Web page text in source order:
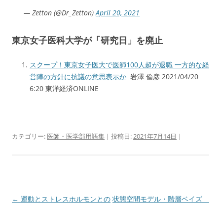
— Zetton (@Dr_Zetton)April 20, 2021
東京女子医科大学が「研究日」を廃止
スクープ！東京女子医大で医師100人超が退職 一方的な経
営陣の方針に抗議の意思表示か 岩澤 倫彦 2021/04/20
6:20 東洋経済ONLINE
カテゴリー:医師・医学部用語集 | 投稿日:2021年7月14日 |
投
← 運動とストレスホルモンとの 状態空間モデル・階層ベイズ